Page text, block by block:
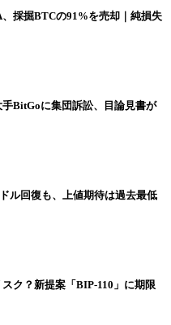
採掘BTCの91%を売却｜純損失
BitGoに集団訴訟、目論見書が
ル回復も、上値期待は過去最低
ク？新提案「BIP-110」に期限